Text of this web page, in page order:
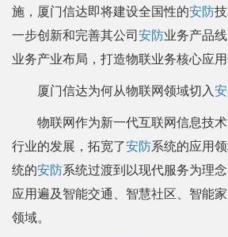
施，厦门信达即将建设全国性的安防
一步创新和完善其公司安防业务产品
业务产业布局，打造物联业务核心应用
厦门信达为何从物联网领域切入
物联网作为新一代互联网信息技
行业的发展，拓宽了安防系统的应用
统的安防系统过渡到以现代服务为理
应用遍及智能交通、智慧社区、智能
领域。